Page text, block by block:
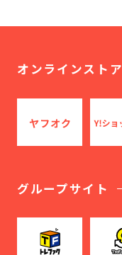
オンラインストア
グループサイト